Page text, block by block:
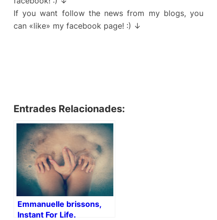
If you want follow the news from my blogs, you
can «like» my facebook page! :) ↓
Entrades Relacionades:
Emmanuelle brissons,
Instant For Life.